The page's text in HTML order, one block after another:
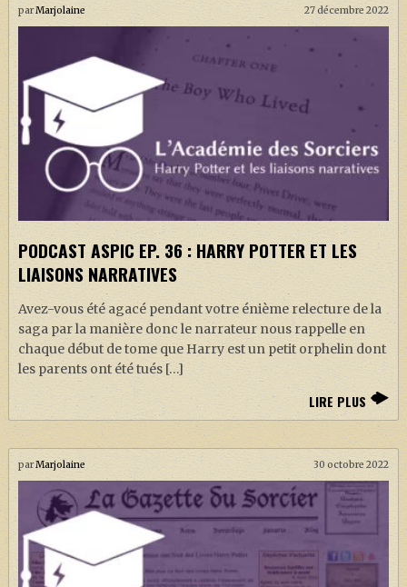
parMarjolaine 27 décembre 2022
PODCAST ASPIC EP. 36 : HARRY POTTER ET LES
LIAISONS NARRATIVES
Avez-vous été agacé pendant votre énième relecture de la
saga par la manière donc le narrateur nous rappelle en
chaque début de tome que Harry est un petit orphelin dont
les parents ont été tués […]
LIRE PLUS
parMarjolaine 30 octobre 2022